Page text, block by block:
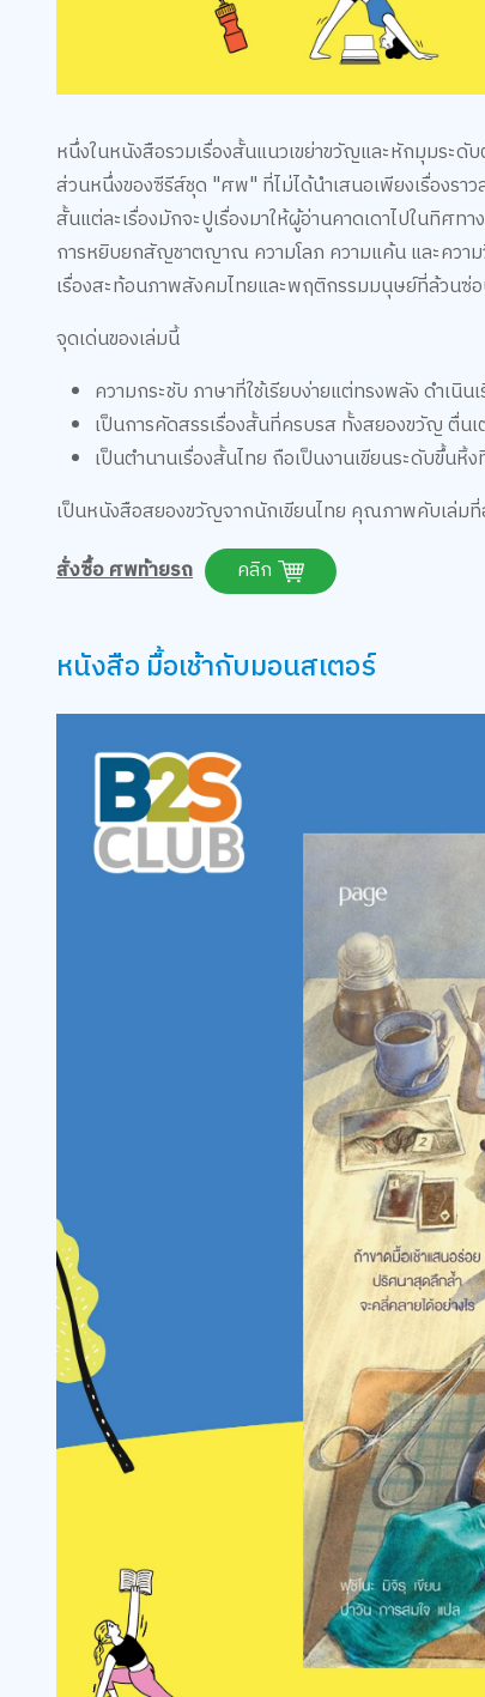
หนึ่งในหนังสือรวมเรื่องสั้นแนวเขย่าขวัญและหักมุมระดั
ส่วนหนึ่งของซีรีส์ชุด "ศพ" ที่ไม่ได้นำเสนอเพียงเรื่องรา
สั้นแต่ละเรื่องมักจะปูเรื่องมาให้ผู้อ่านคาดเดาไปในทิศ
การหยิบยกสัญชาตญาณ ความโลภ ความแค้น และความ
เรื่องสะท้อนภาพสังคมไทยและพฤติกรรมมนุษย์ที่ล้วนซ่
จุดเด่นของเล่มนี้
ความกระชับ ภาษาที่ใช้เรียบง่ายแต่ทรงพลัง ดำเนิน
เป็นการคัดสรรเรื่องสั้นที่ครบรส ทั้งสยองขวัญ ตื่น
เป็นตำนานเรื่องสั้นไทย ถือเป็นงานเขียนระดับขึ้น
เป็นหนังสือสยองขวัญจากนักเขียนไทย คุณภาพคับเล่ม
สั่งซื้อ ศพท้ายรถ
คลิก
หนังสือ มื้อเช้ากับมอนสเตอร์